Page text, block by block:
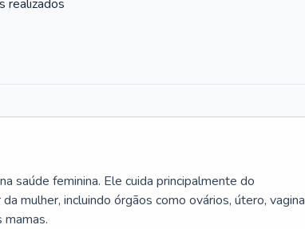
realizados
saúde feminina. Ele cuida principalmente do
mulher, incluindo órgãos como ovários, útero, vagina